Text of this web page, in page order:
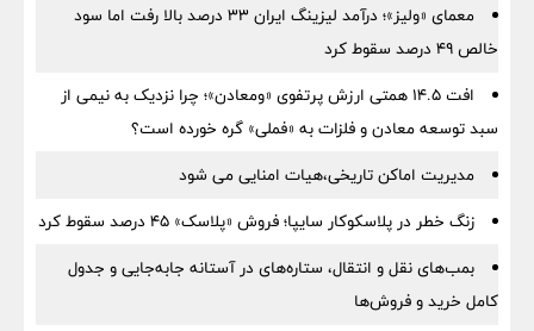
معمای «ولیز»؛ درآمد لیزینگ ایران ۳۳ درصد بالا رفت اما سود
خالص ۴۹ درصد سقوط کرد
افت ۱۴.۵ همتی ارزش پرتفوی «ومعادن»؛ چرا نزدیک به نیمی از
سبد توسعه معادن و فلزات به «فملی» گره خورده است؟
مدیریت اماکن تاریخی،هیات امنایی می شود
زنگ خطر در پلاسکوکار سایپا؛ فروش «پلاسک» ۴۵ درصد سقوط کرد
بمب‌های نقل و انتقال، ستاره‌های در آستانه جابه‌جایی و جدول
کامل خرید و فروش‌ها